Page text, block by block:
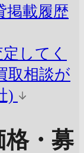
掲載履歴
してく
取相談が
)
格・募